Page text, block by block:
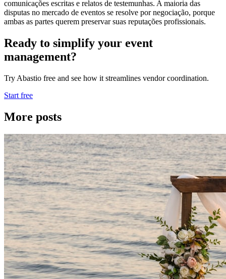
comunicações escritas e relatos de testemunhas. A maioria das
disputas no mercado de eventos se resolve por negociação, porque
ambas as partes querem preservar suas reputações profissionais.
Ready to simplify your event
management?
Try Abastio free and see how it streamlines vendor coordination.
Start free
More posts